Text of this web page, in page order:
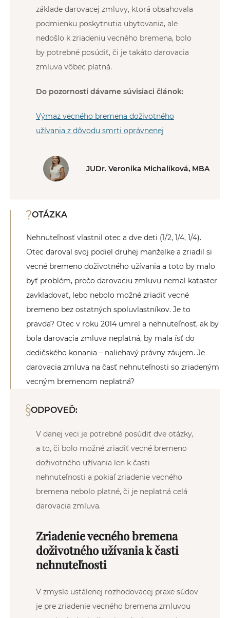
základe darovacej zmluvy, ktorá obsahovala
podmienku poskytnutia ubytovania, ale
nedošlo k zriadeniu vecného bremena, bolo
by potrebné posúdiť, či je takáto darovacia
zmluva vôbec platná.
Do pozornosti dávame súvisiaci článok:
Výmaz vecného bremena doživotného
užívania z dôvodu smrti oprávnenej
JUDr. Veronika Michalíková, MBA
OTÁZKA
Nehnuteľnosť vlastnil otec a dve deti (1/2, 1/4, 1/4).
Otec daroval svoj podiel druhej manželke a zriadil si
vecné bremeno doživotného užívania a toto by malo
byť problém, prečo darovaciu zmluvu nemal kataster
zavkladovať, lebo nebolo možné zriadiť vecné
bremeno bez ostatných spoluvlastníkov. Je to
pravda? Otec v roku 2014 umrel a nehnuteľnosť, ak by
bola darovacia zmluva neplatná, by mala ísť do
dedičského konania – naliehavý právny záujem. Je
darovacia zmluva na časť nehnuteľnosti so zriadeným
vecným bremenom neplatná?
ODPOVEĎ:
V danej veci je potrebné posúdiť dve otázky,
a to, či bolo možné zriadiť vecné bremeno
doživotného užívania len k časti
nehnuteľnosti a pokiaľ zriadenie vecného
bremena nebolo platné, či je neplatná celá
darovacia zmluva.
Zriadenie vecného bremena
doživotného užívania k časti
nehnuteľnosti
V zmysle ustálenej rozhodovacej praxe súdov
je pre zriadenie vecného bremena zmluvou